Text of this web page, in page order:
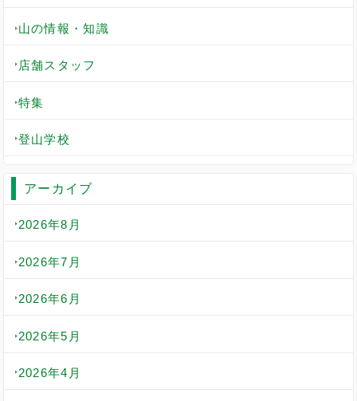
山の情報・知識
店舗スタッフ
特集
登山学校
アーカイブ
2026年8月
2026年7月
2026年6月
2026年5月
2026年4月